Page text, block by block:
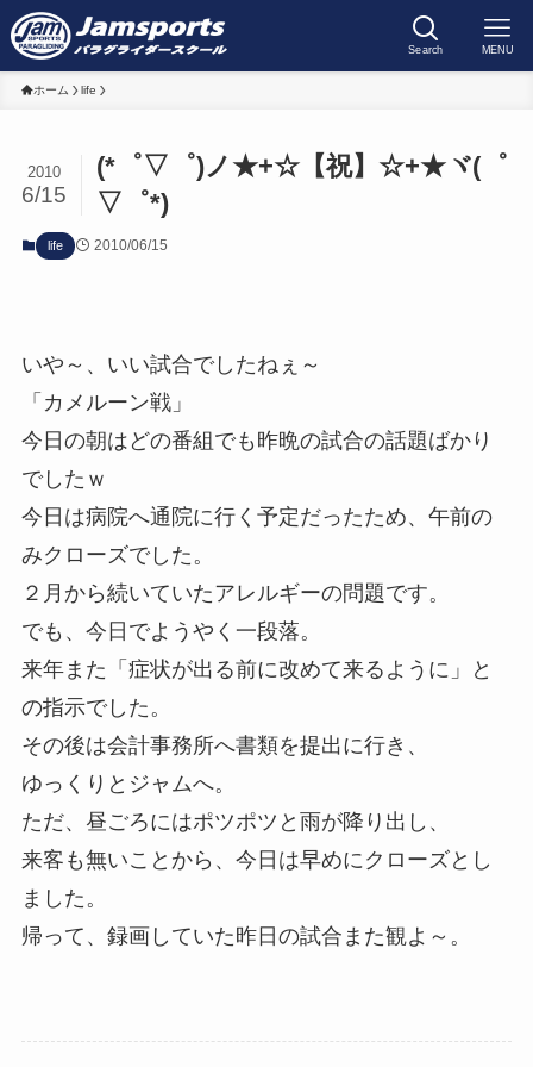
Search MENU
ホーム life
(*゜▽゜)ノ★+☆【祝】☆+★ヾ(゜
▽゜*)
2010
6/15
life 2010/06/15
いや～、いい試合でしたねぇ～
「カメルーン戦」
今日の朝はどの番組でも昨晩の試合の話題ばかり
でしたｗ
今日は病院へ通院に行く予定だったため、午前の
みクローズでした。
２月から続いていたアレルギーの問題です。
でも、今日でようやく一段落。
来年また「症状が出る前に改めて来るように」と
の指示でした。
その後は会計事務所へ書類を提出に行き、
ゆっくりとジャムへ。
ただ、昼ごろにはポツポツと雨が降り出し、
来客も無いことから、今日は早めにクローズとし
ました。
帰って、録画していた昨日の試合また観よ～。